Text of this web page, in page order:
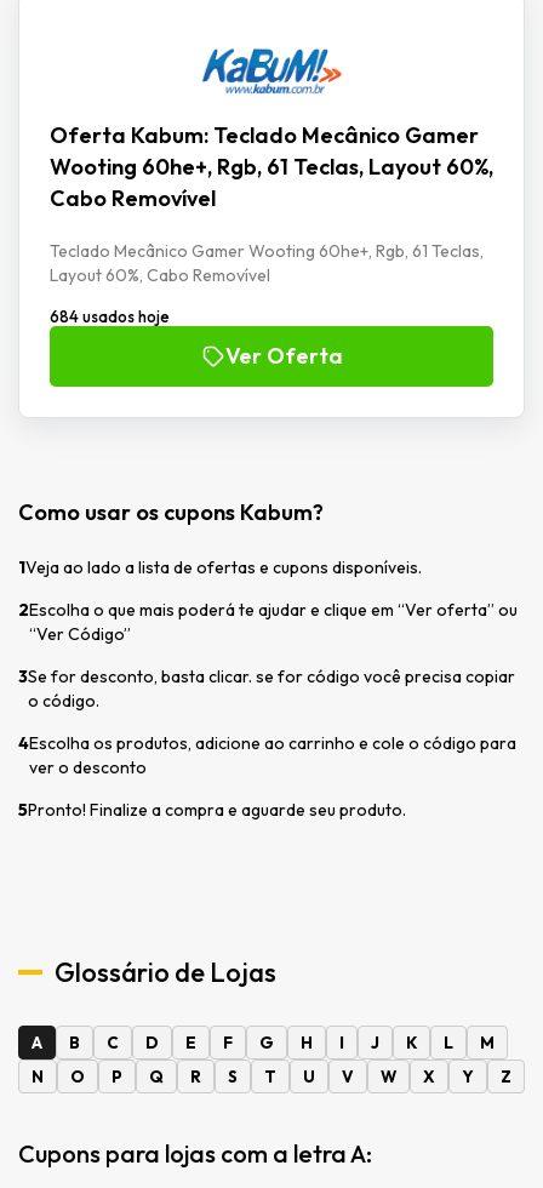
Oferta Kabum: Teclado Mecânico Gamer
Wooting 60he+, Rgb, 61 Teclas, Layout 60%,
Cabo Removível
Teclado Mecânico Gamer Wooting 60he+, Rgb, 61 Teclas,
Layout 60%, Cabo Removível
684 usados hoje
Ver Oferta
Como usar os cupons Kabum?
1Veja ao lado a lista de ofertas e cupons disponíveis.
2Escolha o que mais poderá te ajudar e clique em “Ver oferta” ou
“Ver Código”
3Se for desconto, basta clicar. se for código você precisa copiar
o código.
4Escolha os produtos, adicione ao carrinho e cole o código para
ver o desconto
5Pronto! Finalize a compra e aguarde seu produto.
Glossário de Lojas
A B C D E F G H I J K L
M
N
O P Q R S T U V W X Y Z
Cupons para lojas com a letra A: